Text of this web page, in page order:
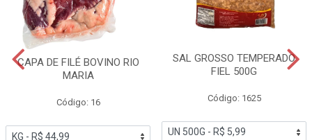
CAPA DE FILÉ BOVINO RIO
MARIA
Código: 16
SAL GROSSO TEMPERADO
FIEL 500G
Código: 1625